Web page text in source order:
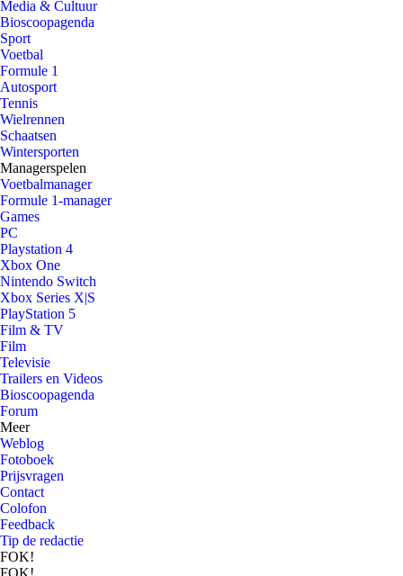
Media & Cultuur
Bioscoopagenda
Sport
Voetbal
Formule 1
Autosport
Tennis
Wielrennen
Schaatsen
Wintersporten
Managerspelen
Voetbalmanager
Formule 1-manager
Games
PC
Playstation 4
Xbox One
Nintendo Switch
Xbox Series X|S
PlayStation 5
Film & TV
Film
Televisie
Trailers en Videos
Bioscoopagenda
Forum
Meer
Weblog
Fotoboek
Prijsvragen
Contact
Colofon
Feedback
Tip de redactie
FOK!
FOK!